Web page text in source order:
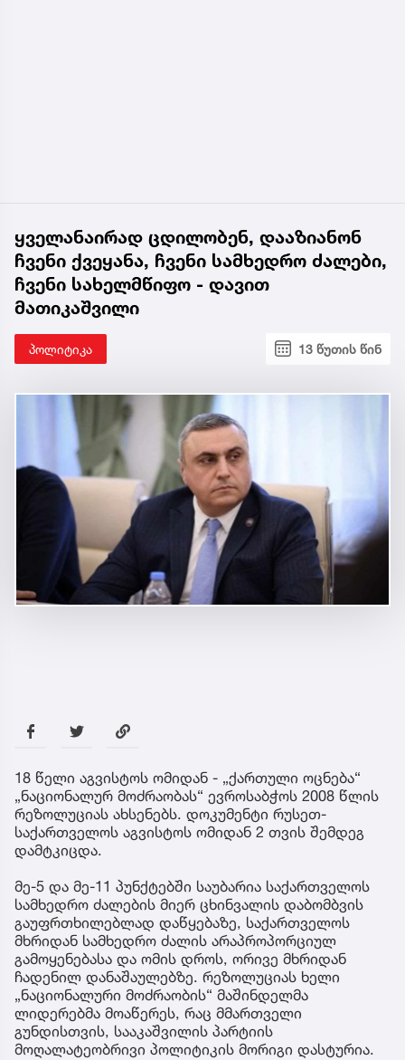
ყველანაირად ცდილობენ, დააზიანონ
ჩვენი ქვეყანა, ჩვენი სამხედრო ძალები,
ჩვენი სახელმწიფო - დავით
მათიკაშვილი
პოლიტიკა 13 წუთის წინ
18 წელი აგვისტოს ომიდან - „ქართული ოცნება“
„ნაციონალურ მოძრაობას“ ევროსაბჭოს 2008 წლის
რეზოლუციას ახსენებს. დოკუმენტი რუსეთ-
საქართველოს აგვისტოს ომიდან 2 თვის შემდეგ
დამტკიცდა.
მე-5 და მე-11 პუნქტებში საუბარია საქართველოს
სამხედრო ძალების მიერ ცხინვალის დაბომბვის
გაუფრთხილებლად დაწყებაზე, საქართველოს
მხრიდან სამხედრო ძალის არაპროპორციულ
გამოყენებასა და ომის დროს, ორივე მხრიდან
ჩადენილ დანაშაულებზე. რეზოლუციას ხელი
„ნაციონალური მოძრაობის“ მაშინდელმა
ლიდერებმა მოაწერეს, რაც მმართველი
გუნდისთვის, სააკაშვილის პარტიის
მოღალატეობრივი პოლიტიკის მორიგი დასტურია.